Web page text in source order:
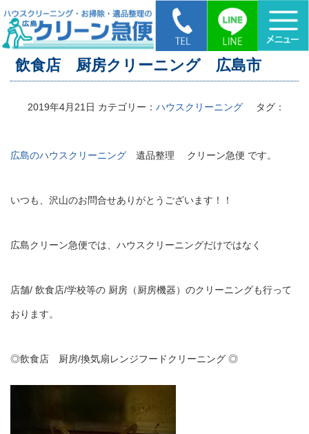
HOME > 飲食店 厨房クリーニング 広島市
飲食店 厨房クリーニング 広島市
2019年4月21日 カテゴリー： ハウスクリーニング タグ：
広島のハウスクリーニング 遺品整理 クリーン急便 です。
いつも、沢山のお問合せありがとうございます！！
広島クリーン急便では、ハウスクリーニングだけではなく
店舗/ 飲食店/学校等の 厨房（厨房機器）のクリーニングも行って
おります。
◎飲食店 厨房/換気扇レンジフードクリーニング ◎